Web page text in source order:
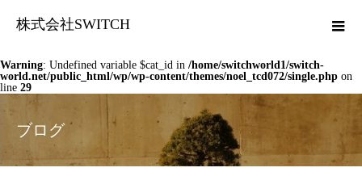
株式会社SWITCH
Warning: Undefined variable $cat_id in /home/switchworld1/switch-
world.net/public_html/wp/wp-content/themes/noel_tcd072/single.php on
line 29
ブログ